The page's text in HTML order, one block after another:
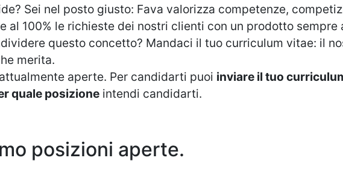
Sei nel posto giusto: Fava valorizza competenze,
100% le richieste dei nostri clienti con un prodotto sempre
questo concetto? Mandaci il tuo curriculum vitae: il
merita.
aperte. Per candidarti puoi inviare il tuo
quale posizione intendi candidarti.
posizioni aperte.